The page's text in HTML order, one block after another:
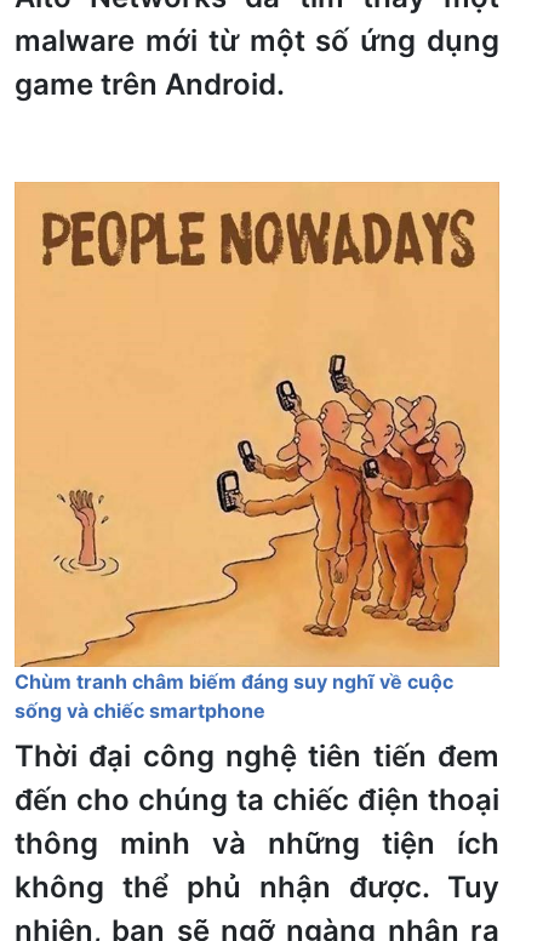
malware mới từ một số ứng dụng
game trên Android.
Chùm tranh châm biếm đáng suy nghĩ về cuộc
sống và chiếc smartphone
Thời đại công nghệ tiên tiến đem
đến cho chúng ta chiếc điện thoại
thông minh và những tiện ích
không thể phủ nhận được. Tuy
nhiên, bạn sẽ ngỡ ngàng nhận ra